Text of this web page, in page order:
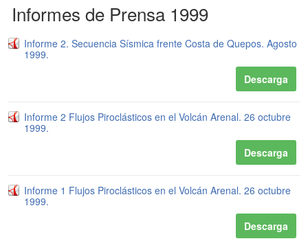
Informes de Prensa 1999
Informe 2. Secuencia Sísmica frente Costa de Quepos. Agosto
1999.
Descarga
Informe 2 Flujos Piroclásticos en el Volcán Arenal. 26 octubre
1999.
Descarga
Informe 1 Flujos Piroclásticos en el Volcán Arenal. 26 octubre
1999.
Descarga